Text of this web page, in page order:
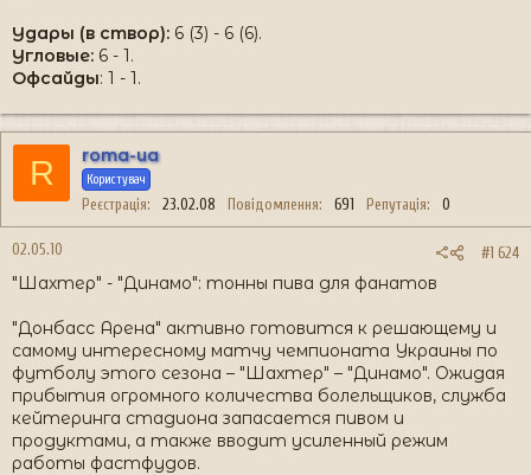
Удары (в створ): 6 (3) - 6 (6).
Угловые: 6 - 1.
Офсайды: 1 - 1.
R roma-ua
Користувач
Реєстрація 23.02.08 Повідомлення 691 Репутація 0
02.05.10 #1 624
"Шахтер" - "Динамо": тонны пива для фанатов
"Донбасс Арена" активно готовится к решающему и
самому интересному матчу чемпионата Украины по
футболу этого сезона – "Шахтер" – "Динамо". Ожидая
прибытия огромного количества болельщиков, служба
кейтеринга стадиона запасается пивом и
продуктами, а также вводит усиленный режим
работы фастфудов.